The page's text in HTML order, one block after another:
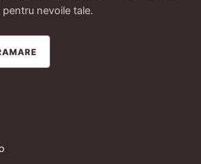
nevoile tale.